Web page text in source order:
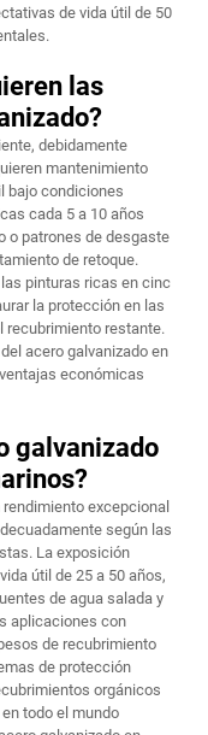
de vida útil de 50
las
debidamente
mantenimiento
bajo condiciones
cada 5 a 10 años
o patrones de desgaste
de retoque.
pinturas ricas en cinc
la protección en las
recubrimiento restante.
acero galvanizado en
económicas
galvanizado
excepcional
según las
La exposición
útil de 25 a 50 años,
de agua salada y
aplicaciones con
de recubrimiento
de protección
orgánicos
todo el mundo